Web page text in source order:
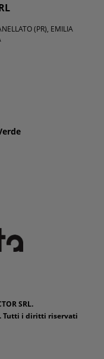
(PR), EMILIA
SRL.
Tutti i diritti riservati